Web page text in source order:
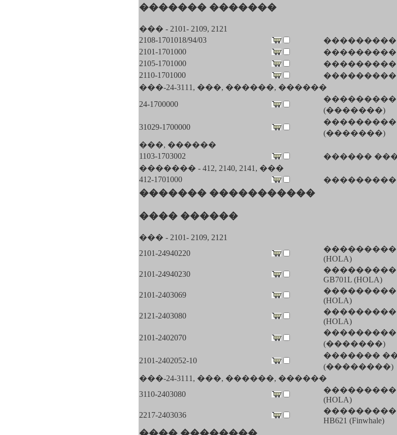
������� �������
��� - 2101- 2109, 2121
2108-1701018/94/03
���������
2101-1701000
���������
2105-1701000
���������
2110-1701000
���������
���-24-3111, ���, ������, ������
24-1700000
���������
(�������)
31029-1700000
���������
(�������)
���, ������
1103-1703002
������
������� - 412, 2140, 2141, ���
412-1701000
���������
������� �����������
���� ������
��� - 2101- 2109, 2121
2101-24940220
���������
(HOLA)
2101-24940230
���������
GB701L (HOLA)
2101-2403069
���������
(HOLA)
2121-2403080
���������
(HOLA)
2101-2402070
(�������)
2101-2402052-10
�������
(��������)
���-24-3111, ���, ������, ������
3110-2403080
���������
(HOLA)
2217-2403036
HB621 (Finwhale)
���� ��������